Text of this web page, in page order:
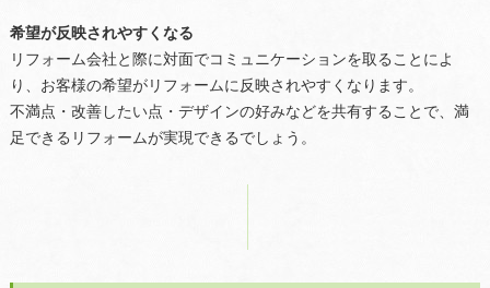
希望が反映されやすくなる
リフォーム会社と際に対面でコミュニケーションを取ることによ
り、お客様の希望がリフォームに反映されやすくなります。
不満点・改善したい点・デザインの好みなどを共有することで、満
足できるリフォームが実現できるでしょう。